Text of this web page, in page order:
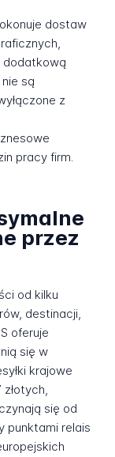
dostaw
dodatkową
są
z
pracy firm.
przez
od kilku
destinacji,
oferuje
się w
krajowe
się od
punktami relais